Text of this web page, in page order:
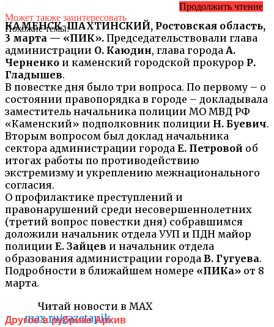
КАМЕНСК-ШАХТИНСКИЙ, Ростовская область,
3 марта — «ПИК». Председательствовали глава
администрации О. Каюдин, глава города А.
Черненко и каменский городской прокурор Р.
Гладышев.
В повестке дня было три вопроса. По первому – о
состоянии правопорядка в городе – докладывала
заместитель начальника полиции МО МВД РФ
«Каменский» подполковник полиции Н. Буевич.
Вторым вопросом был доклад начальника
сектора администрации города Е. Петровой об
итогах работы по противодействию
экстремизму и укреплению межнационального
согласия.
О профилактике преступлений и
правонарушений среди несовершеннолетних
(третий вопрос повестки дня) собравшимся
доложили начальник отдела УУП и ПДН майор
полиции Е. Зайцев и начальник отдела
образования администрации города В. Гугуева.
Подробности в ближайшем номере «ПИКа» от 8
марта.
Читай новости в MAX
max.ru/gazetapik
Продолжить чтение
Может также заинтересовать
Похожие темы:
Другое в рубрике Архив